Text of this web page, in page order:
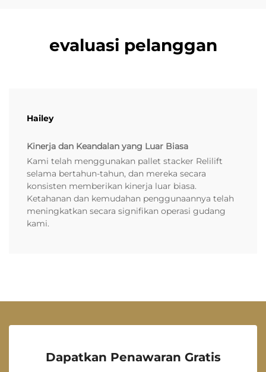
evaluasi pelanggan
Hailey
Kinerja dan Keandalan yang Luar Biasa
Kami telah menggunakan pallet stacker Relilift
selama bertahun-tahun, dan mereka secara
konsisten memberikan kinerja luar biasa.
Ketahanan dan kemudahan penggunaannya telah
meningkatkan secara signifikan operasi gudang
kami.
Dapatkan Penawaran Gratis